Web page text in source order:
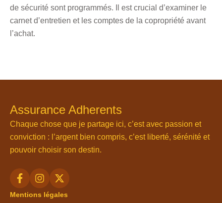
de sécurité sont programmés. Il est crucial d’examiner le
carnet d’entretien et les comptes de la copropriété avant
l’achat.
Assurance Adherents
Chaque chose que je partage ici, c’est avec passion et
conviction : l’argent bien compris, c’est liberté, sérénité et
pouvoir choisir son destin.
Mentions légales